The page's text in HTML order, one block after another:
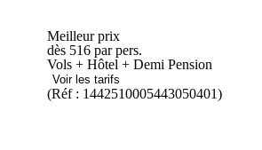
Meilleur prix
dès 516 par pers.
Vols + Hôtel + Demi Pension
Voir les tarifs
(Réf : 1442510005443050401)